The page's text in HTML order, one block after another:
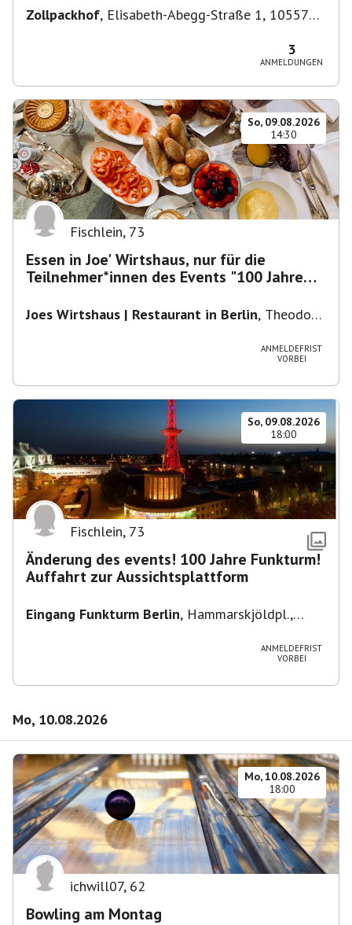
Zollpackhof, Elisabeth-Abegg-Straße 1, 10557
3
ANMELDUNGEN
So, 09.08.2026
14:30
Fischlein, 73
Essen in Joe' Wirtshaus, nur für die
Teilnehmer*innen des Events "100 Jahre
Joes Wirtshaus | Restaurant in Berlin, Theodor-
ANMELDEFRIST
VORBEI
So, 09.08.2026
18:00
Fischlein, 73
Änderung des events! 100 Jahre Funkturm!
Auffahrt zur Aussichtsplattform
Eingang Funkturm Berlin, Hammarskjöldpl.,
ANMELDEFRIST
VORBEI
Mo, 10.08.2026
Mo, 10.08.2026
18:00
ichwill07, 62
Bowling am Montag